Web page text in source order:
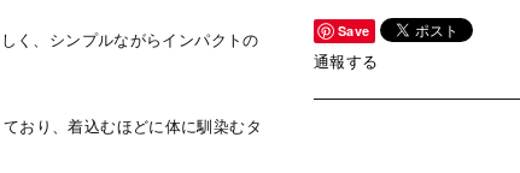
く、シンプルながらインパクトの
おり、着込むほどに体に馴染むタ
Save
通報する